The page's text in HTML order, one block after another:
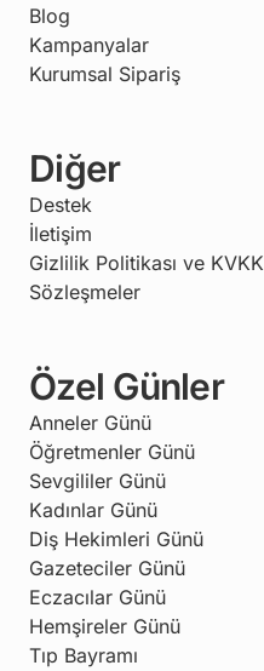
Blog
Kampanyalar
Kurumsal Sipariş
Diğer
Destek
İletişim
Gizlilik Politikası ve KVKK
Sözleşmeler
Özel Günler
Anneler Günü
Öğretmenler Günü
Sevgililer Günü
Kadınlar Günü
Diş Hekimleri Günü
Gazeteciler Günü
Eczacılar Günü
Hemşireler Günü
Tıp Bayramı